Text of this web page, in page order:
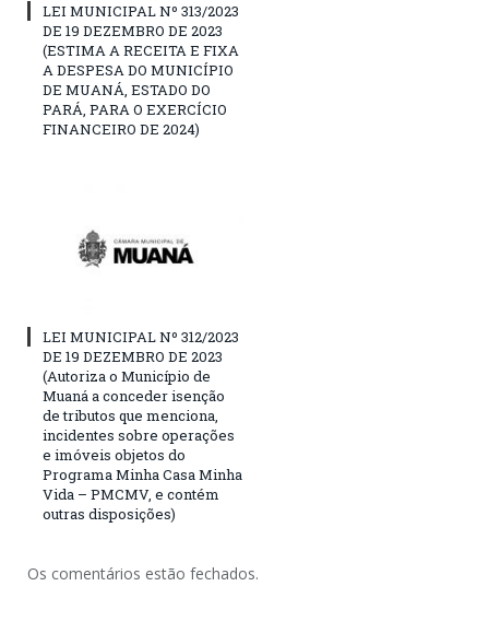
LEI MUNICIPAL Nº 313/2023
DE 19 DEZEMBRO DE 2023
(ESTIMA A RECEITA E FIXA
A DESPESA DO MUNICÍPIO
DE MUANÁ, ESTADO DO
PARÁ, PARA O EXERCÍCIO
FINANCEIRO DE 2024)
LEI MUNICIPAL Nº 312/2023
DE 19 DEZEMBRO DE 2023
(Autoriza o Município de
Muaná a conceder isenção
de tributos que menciona,
incidentes sobre operações
e imóveis objetos do
Programa Minha Casa Minha
Vida – PMCMV, e contém
outras disposições)
Os comentários estão fechados.